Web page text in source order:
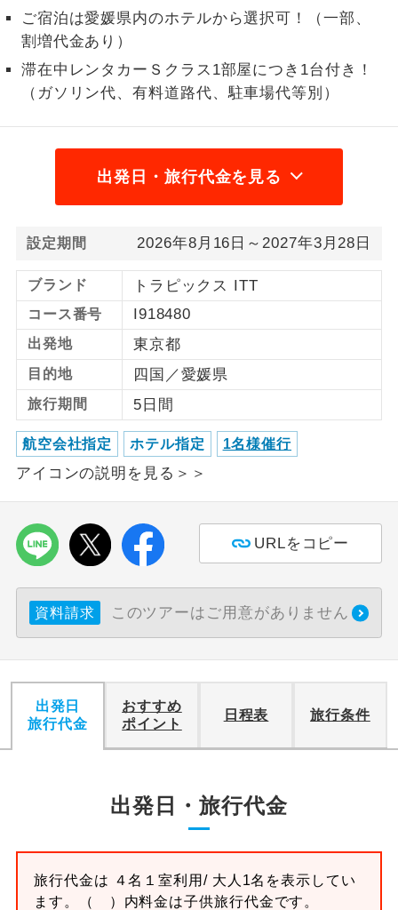
ご宿泊は愛媛県内のホテルから選択可！（一部、
割増代金あり）
滞在中レンタカーＳクラス1部屋につき1台付き！
（ガソリン代、有料道路代、駐車場代等別）
出発日・旅行代金を見る
設定期間 2026年8月16日～2027年3月28日
ブランド トラピックス ITT
コース番号 I918480
出発地 東京都
目的地 四国／愛媛県
旅行期間 5日間
航空会社指定 ホテル指定 1名様催行
アイコンの説明を見る＞＞
URLをコピー
資料請求 このツアーはご用意がありません
出発日
旅行代金
おすすめ
ポイント
日程表 旅行条件
出発日・旅行代金
旅行代金は ４名１室利用/ 大人1名を表示してい
ます。
（ ）内料金は子供旅行代金です。
1名様1室同代
金
ご夫婦限定
ご夫婦限定でご参加いただけるコースで
女性限定でご参加いただけるコースで
す。
航空会社指定
画にとても便利です。
ホテル指定
ご紹介するホテルを指定したコースで
す。
おひとり様バ
ス2席利用
おひとり様でバス席を2席利⽤できま
す。